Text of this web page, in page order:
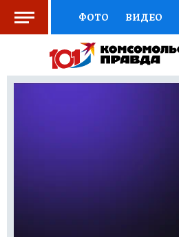
ФОТО ВИДЕО
СОЦПОДДЕРЖКА
ВЫБОР ЭКСПЕРТОВ